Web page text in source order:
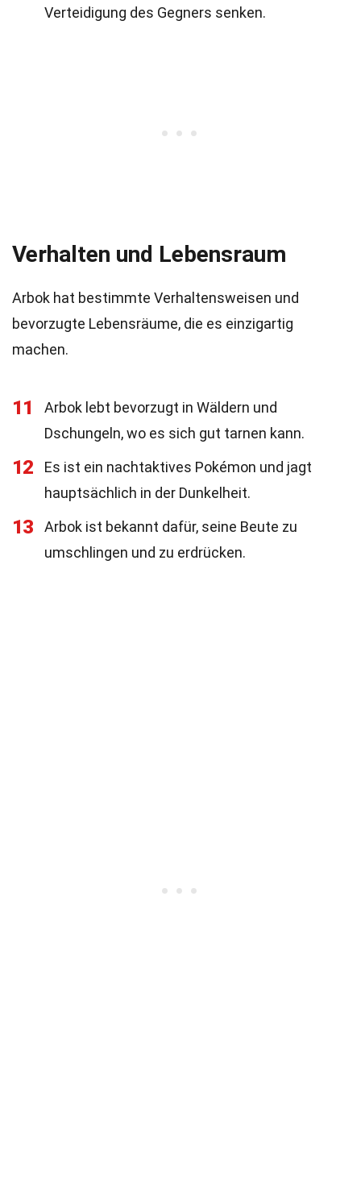
Verteidigung des Gegners senken.
Verhalten und Lebensraum
Arbok hat bestimmte Verhaltensweisen und
bevorzugte Lebensräume, die es einzigartig
machen.
11
Arbok lebt bevorzugt in Wäldern und
Dschungeln, wo es sich gut tarnen kann.
12
Es ist ein nachtaktives Pokémon und jagt
hauptsächlich in der Dunkelheit.
13
Arbok ist bekannt dafür, seine Beute zu
umschlingen und zu erdrücken.